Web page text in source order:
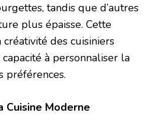
tandis que d’autres
plus épaisse. Cette
des cuisiniers
à personnaliser la
préférences.
Cuisine Moderne